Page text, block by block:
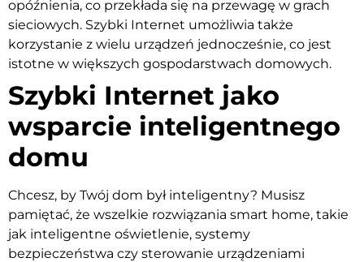
opóźnienia, co przekłada się na przewagę w grach
sieciowych. Szybki Internet umożliwia także
korzystanie z wielu urządzeń jednocześnie, co jest
istotne w większych gospodarstwach domowych.
Szybki Internet jako
wsparcie inteligentnego
domu
Chcesz, by Twój dom był inteligentny? Musisz
pamiętać, że wszelkie rozwiązania smart home, takie
jak inteligentne oświetlenie, systemy
bezpieczeństwa czy sterowanie urządzeniami